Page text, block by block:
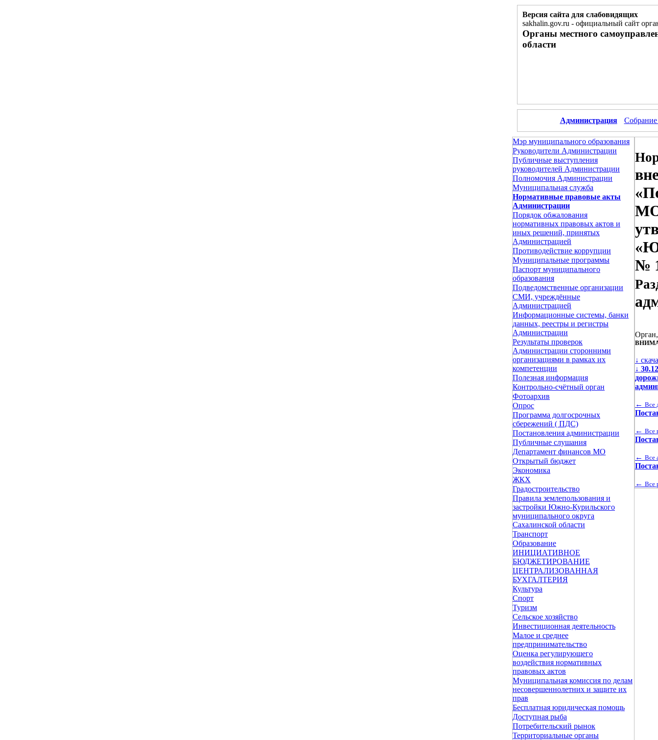
Версия сайта для слабовидящих
sakhalin.gov.ru - официальный сайт
Органы местного
области
Администрация Собрание
Мэр муниципального образования
Руководители Администрации
Публичные выступления
руководителей Администрации
Полномочия Администрации
Муниципальная служба
Нормативные правовые акты
Администрации
Порядок обжалования
нормативных правовых актов и
иных решений, принятых
Администрацией
Противодействие коррупции
Муниципальные программы
Паспорт муниципального
образования
Подведомственные организации
СМИ, учреждённые
Администрацией
Информационные системы, банки
данных, реестры и регистры
Администрации
Результаты проверок
Администрации сторонними
организациями в рамках их
компетенции
Полезная информация
Контрольно-счётный орган
Фотоархив
Опрос
Программа долгосрочных
сбережений ( ПДС)
Постановления администрации
Публичные слушания
Департамент финансов МО
Открытый бюджет
Экономика
ЖКХ
Градостроительство
Правила землепользования и
застройки Южно-Курильского
муниципального округа
Сахалинской области
Транспорт
Образование
ИНИЦИАТИВНОЕ
БЮДЖЕТИРОВАНИЕ
ЦЕНТРАЛИЗОВАННАЯ
БУХГАЛТЕРИЯ
Культура
Спорт
Туризм
Сельское хозяйство
Инвестиционная деятельность
Малое и среднее
предпринимательство
Оценка регулирующего
воздействия нормативных
правовых актов
Муниципальная комиссия по делам
несовершеннолетних и защите их
прав
Бесплатная юридическая помощь
Доступная рыба
Потребительский рынок
Территориальные органы
МО
№
↓
↓
← Все
← Все
← Все
← Все